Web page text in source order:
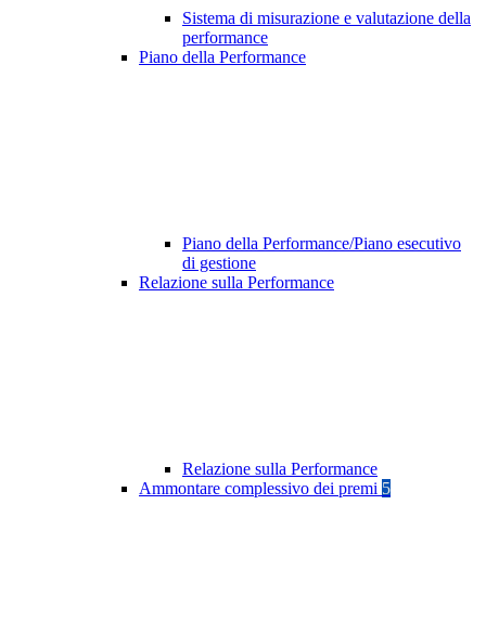
Sistema di misurazione e valutazione della
performance
Piano della Performance
Piano della Performance/Piano esecutivo
di gestione
Relazione sulla Performance
Relazione sulla Performance
Ammontare complessivo dei premi 5